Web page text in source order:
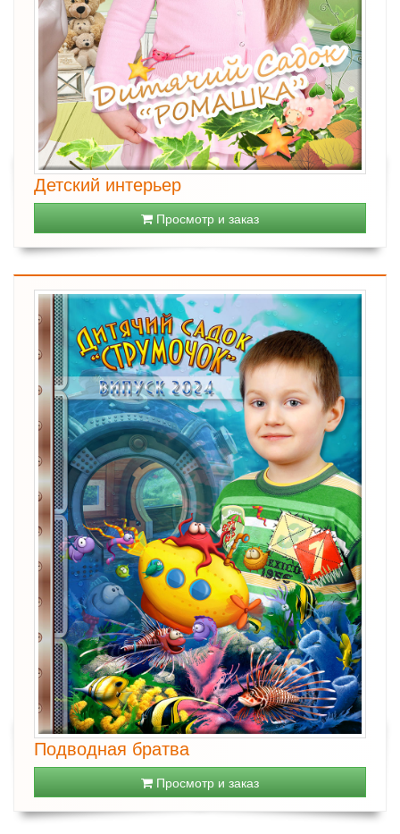
Детский интерьер
Просмотр и заказ
Подводная братва
Просмотр и заказ